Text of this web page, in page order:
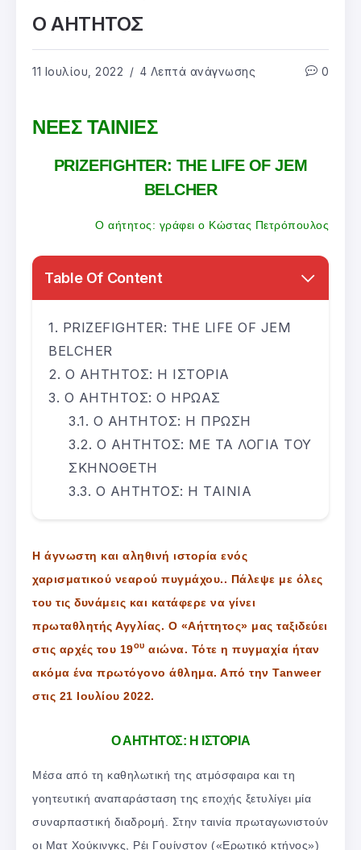
Ο ΑΗΤΗΤΟΣ
11 Ιουλίου, 2022 4 Λεπτά ανάγνωσης 0
ΝΕΕΣ ΤΑΙΝΙΕΣ
PRIZEFIGHTER: THE LIFE OF JEM
BELCHER
Ο αήτητος: γράφει ο Κώστας Πετρόπουλος
Table Of Content
PRIZEFIGHTER: THE LIFE OF JEM
BELCHER
Ο ΑΗΤΗΤΟΣ: Η ΙΣΤΟΡΙΑ
Ο ΑΗΤΗΤΟΣ: Ο ΗΡΩΑΣ
Ο ΑΗΤΗΤΟΣ: Η ΠΡΩΣΗ
Ο ΑΗΤΗΤΟΣ: ΜΕ ΤΑ ΛΟΓΙΑ ΤΟΥ
ΣΚΗΝΟΘΕΤΗ
Ο ΑΗΤΗΤΟΣ: Η ΤΑΙΝΙΑ
Η άγνωστη και αληθινή ιστορία ενός
χαρισματικού νεαρού πυγμάχου.. Πάλεψε με όλες
του τις δυνάμεις και κατάφερε να γίνει
πρωταθλητής Αγγλίας. Ο «Αήττητος» μας ταξιδεύει
στις αρχές του 19ου αιώνα. Τότε η πυγμαχία ήταν
ακόμα ένα πρωτόγονο άθλημα. Από την Tanweer
στις 21 Ιουλίου 2022.
Ο ΑΗΤΗΤΟΣ: Η ΙΣΤΟΡΙΑ
Μέσα από τη καθηλωτική της ατμόσφαιρα και τη
γοητευτική αναπαράσταση της εποχής ξετυλίγει μία
συναρπαστική διαδρομή. Στην ταινία πρωταγωνιστούν
οι Ματ Χούκινγκς, Ρέι Γουίνστον («Ερωτικό κτήνος»)